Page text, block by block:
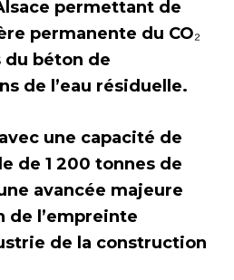
permettant de
permanente du CO₂
du béton de
de l’eau résiduelle.
une capacité de
de 1 200 tonnes de
avancée majeure
de l’empreinte
de la construction